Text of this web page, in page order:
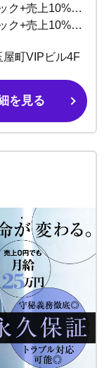
上も可能！ ※日払い・週払いOK！
上も可能！ ※日払い・週払いOK！
屋町VIPビル4F
を見る